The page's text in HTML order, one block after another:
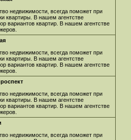
недвижимости, всегда поможет при
квартиры. В нашем агентстве
вариантов квартир. В нашем агентстве
недвижимости, всегда поможет при
квартиры. В нашем агентстве
вариантов квартир. В нашем агентстве
недвижимости, всегда поможет при
квартиры. В нашем агентстве
вариантов квартир. В нашем агентстве
недвижимости, всегда поможет при